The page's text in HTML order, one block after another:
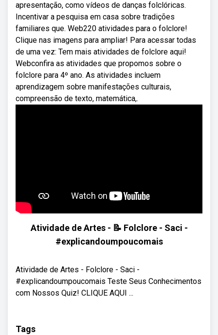
apresentação, como vídeos de danças folclóricas.
Incentivar a pesquisa em casa sobre tradições
familiares que. Web220 atividades para o folclore!
Clique nas imagens para ampliar! Para acessar todas
de uma vez: Tem mais atividades de folclore aqui!
Webconfira as atividades que propomos sobre o
folclore para 4º ano. As atividades incluem
aprendizagem sobre manifestações culturais,
compreensão de texto, matemática,.
Atividade de Artes - 📝 Folclore - Saci -
#explicandoumpoucomais
Atividade de Artes - Folclore - Saci -
#explicandoumpoucomais Teste Seus Conhecimentos
com Nossos Quiz! CLIQUE AQUI ...
Tags